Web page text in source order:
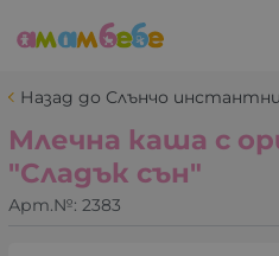
Назад до Слънчо
Млечна каша с
"Сладък сън"
Арт.№: 2383